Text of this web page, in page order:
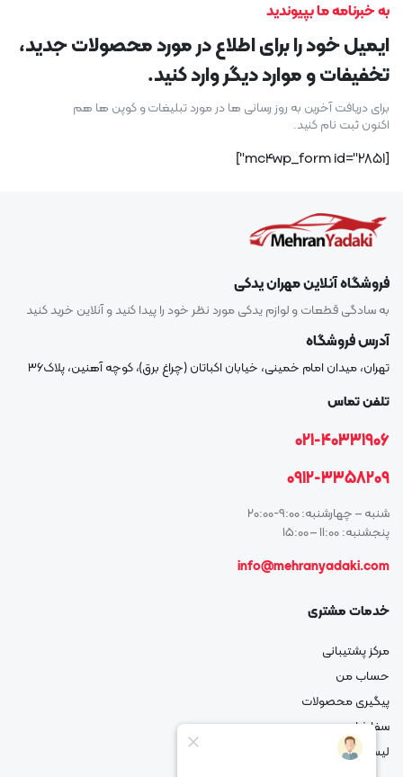
به خبرنامه ما بپیوندید
ایمیل خود را برای اطلاع در مورد محصولات جدید،
تخفیفات و موارد دیگر وارد کنید.
برای دریافت آخرین به روز رسانی ها در مورد تبلیغات و کوپن ها هم
اکنون ثبت نام کنید.
[mc4wp_form id="2851"]
فروشگاه آنلاین مهران یدکی
به سادگی قطعات و لوازم یدکی مورد نظر خود را پیدا کنید و آنلاین خرید کنید
آدرس فروشگاه
تهران، میدان امام خمینی، خیابان اکباتان (چراغ برق)، کوچه آهنین، پلاک۳۶
تلفن تماس
021-40331906
0912-3358209
شنبه – چهارشنبه: 9:00-20:00
پنجشنبه: 11:00 – 15:00
info@mehranyadaki.com
خدمات مشتری
مرکز پشتیبانی
حساب من
پیگیری محصولات
سفارشات من
لیست علاقه مندی شما